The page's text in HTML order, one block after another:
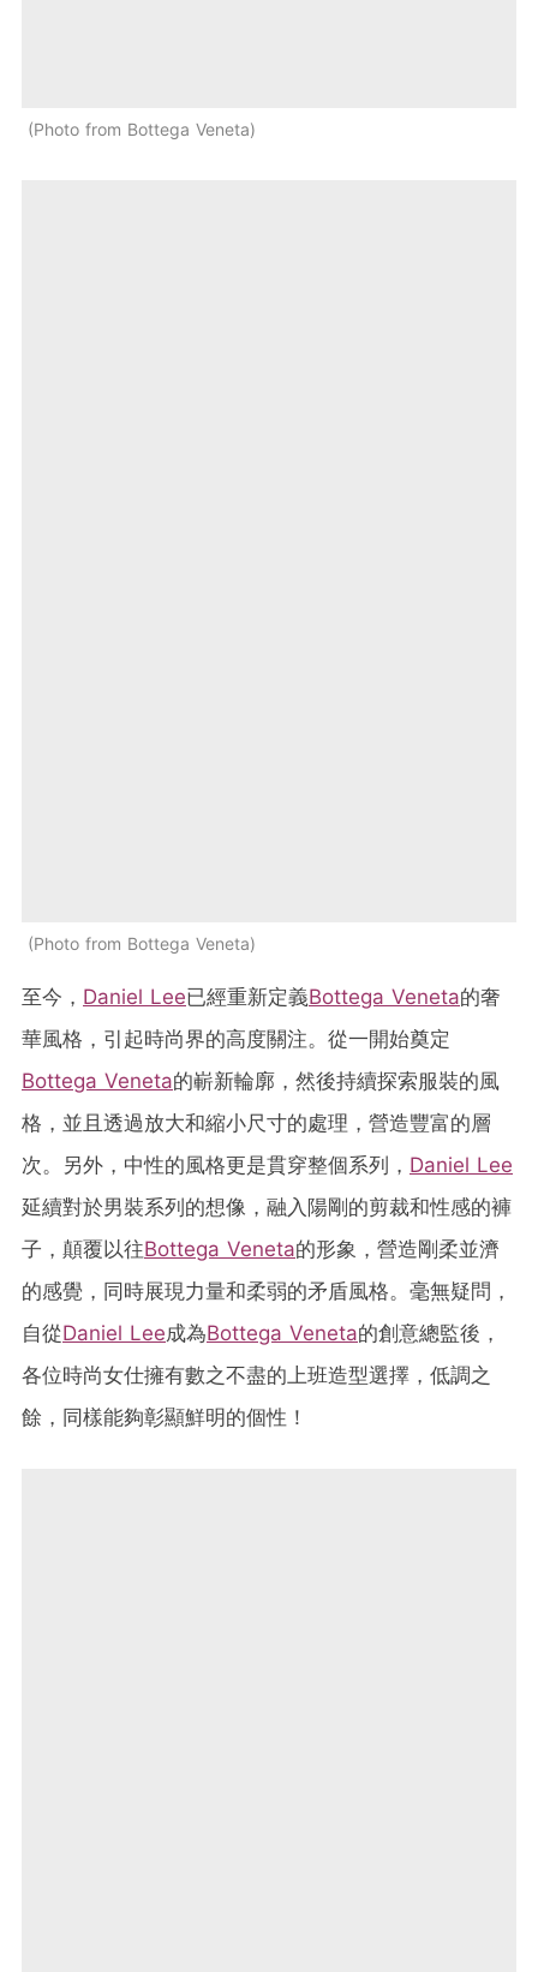
Photo from Bottega Veneta
Photo from Bottega Veneta
至今， Daniel Lee已經重新定義Bottega Veneta的奢
華風格，引起時尚界的高度關注。從一開始奠定
Bottega Veneta的嶄新輪廓，然後持續探索服裝的風
格，並且透過放大和縮小尺寸的處理，營造豐富的層
次。另外，中性的風格更是貫穿整個系列， Daniel Lee
延續對於男裝系列的想像，融入陽剛的剪裁和性感的褲
子，顛覆以往Bottega Veneta的形象，營造剛柔並濟
的感覺，同時展現力量和柔弱的矛盾風格。毫無疑問，
自從Daniel Lee成為Bottega Veneta的創意總監後，
各位時尚女仕擁有數之不盡的上班造型選擇，低調之
餘，同樣能夠彰顯鮮明的個性！